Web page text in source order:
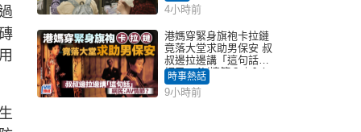
4小時前
港媽穿緊身旗袍卡拉鏈
竟落大堂求助男保安 叔
叔邊拉邊講「這句話」
網民：AV情節？｜Juicy
叮
時事熱話
9小時前